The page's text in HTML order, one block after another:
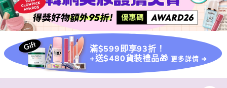
滿$599即享93折！
+送$480貨裝禮品🎁 更多詳情 ➜